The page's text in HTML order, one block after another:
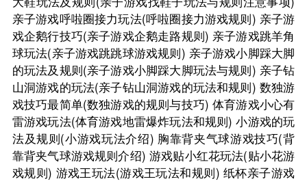
亲子游戏呼啦圈接力玩法(呼啦圈接力游戏规则) 亲子游
戏企鹅行技巧(亲子游戏企鹅走路规则) 亲子游戏跳羊角
球玩法(亲子游戏跳跳球游戏规则) 亲子游戏小脚踩大脚
的玩法及规则(亲子游戏小脚踩大脚玩法与规则) 亲子钻
山洞游戏的玩法(亲子钻山洞游戏的玩法和规则) 数独游
戏技巧最简单(数独游戏的规则与技巧) 体育游戏小心有
雷游戏玩法(体育游戏地雷爆炸玩法和规则) 小游戏的玩
法及规则(小游戏玩法介绍) 胸靠背夹气球游戏技巧(背
靠背夹气球游戏规则介绍) 游戏贴小红花玩法(贴小花游
戏规则) 游戏王玩法(游戏王玩法和规则) 纸杯亲子游戏